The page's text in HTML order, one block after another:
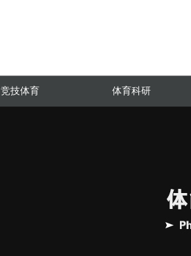
竞技体育 体育科研